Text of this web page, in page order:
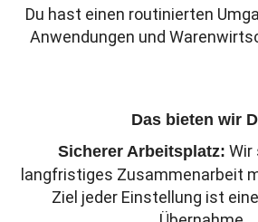
Du hast einen routinierten
Anwendungen und
Das bieten wir
Sicherer Arbeitsplatz: Wir
langfristiges Zusammenarbeit
Ziel jeder Einstellung ist